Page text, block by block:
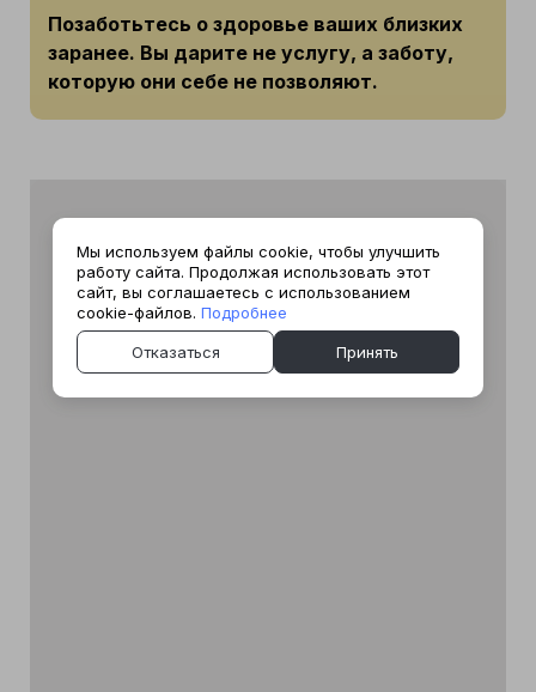
Позаботьтесь о здоровье ваших близких
заранее. Вы дарите не услугу, а заботу,
которую они себе не позволяют.
Мы используем файлы cookie, чтобы улучшить
работу сайта. Продолжая использовать этот
сайт, вы соглашаетесь с использованием
cookie-файлов. Подробнее
Отказаться Принять